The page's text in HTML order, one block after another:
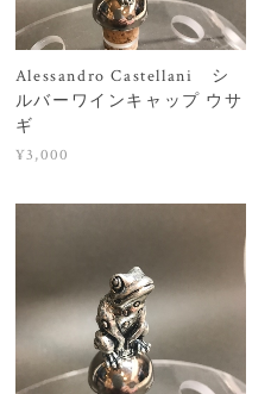
Alessandro Castellani シ
ルバーワインキャップ ウサ
ギ
¥3,000